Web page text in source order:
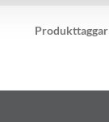
Produkttaggar